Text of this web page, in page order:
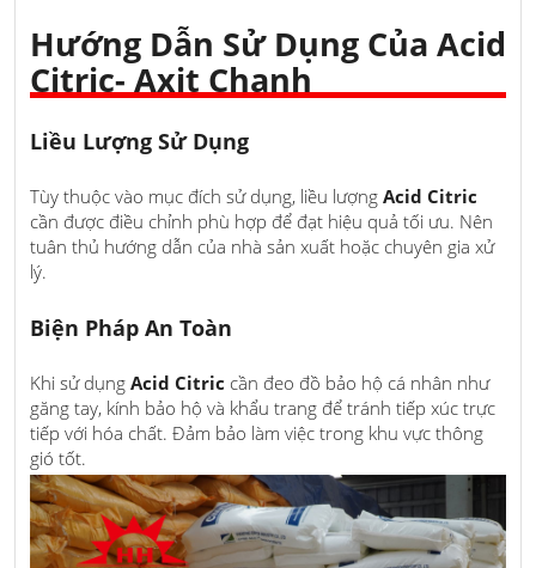
Hướng Dẫn Sử Dụng Của Acid
Citric- Axit Chanh
Liều Lượng Sử Dụng
Tùy thuộc vào mục đích sử dụng, liều lượng Acid Citric
cần được điều chỉnh phù hợp để đạt hiệu quả tối ưu. Nên
tuân thủ hướng dẫn của nhà sản xuất hoặc chuyên gia xử
lý.
Biện Pháp An Toàn
Khi sử dụng Acid Citric cần đeo đồ bảo hộ cá nhân như
găng tay, kính bảo hộ và khẩu trang để tránh tiếp xúc trực
tiếp với hóa chất. Đảm bảo làm việc trong khu vực thông
gió tốt.